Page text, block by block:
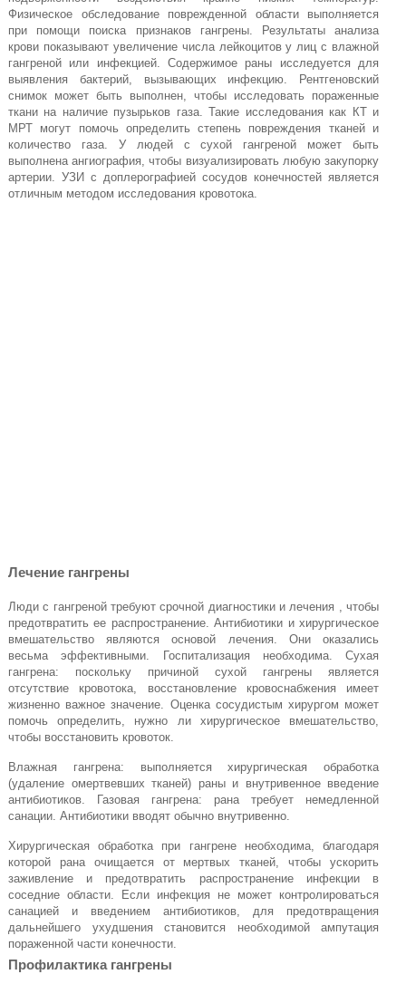
Физическое обследование поврежденной области выполняется
при помощи поиска признаков гангрены. Результаты анализа
крови показывают увеличение числа лейкоцитов у лиц с влажной
гангреной или инфекцией. Содержимое раны исследуется для
выявления бактерий, вызывающих инфекцию. Рентгеновский
снимок может быть выполнен, чтобы исследовать пораженные
ткани на наличие пузырьков газа. Такие исследования как КТ и
МРТ могут помочь определить степень повреждения тканей и
количество газа. У людей с сухой гангреной может быть
выполнена ангиография, чтобы визуализировать любую закупорку
артерии. УЗИ с доплерографией сосудов конечностей является
отличным методом исследования кровотока.
Лечение гангрены
Люди с гангреной требуют срочной диагностики и лечения , чтобы
предотвратить ее распространение. Антибиотики и хирургическое
вмешательство являются основой лечения. Они оказались
весьма эффективными. Госпитализация необходима. Сухая
гангрена: поскольку причиной сухой гангрены является
отсутствие кровотока, восстановление кровоснабжения имеет
жизненно важное значение. Оценка сосудистым хирургом может
помочь определить, нужно ли хирургическое вмешательство,
чтобы восстановить кровоток.
Влажная гангрена: выполняется хирургическая обработка
(удаление омертвевших тканей) раны и внутривенное введение
антибиотиков. Газовая гангрена: рана требует немедленной
санации. Антибиотики вводят обычно внутривенно.
Хирургическая обработка при гангрене необходима, благодаря
которой рана очищается от мертвых тканей, чтобы ускорить
заживление и предотвратить распространение инфекции в
соседние области. Если инфекция не может контролироваться
санацией и введением антибиотиков, для предотвращения
дальнейшего ухудшения становится необходимой ампутация
пораженной части конечности.
Профилактика гангрены